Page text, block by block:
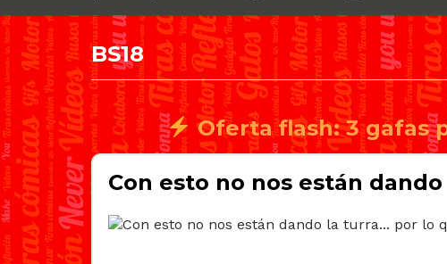
BS18
Oferta flash: 3 gafas
Con esto no nos están